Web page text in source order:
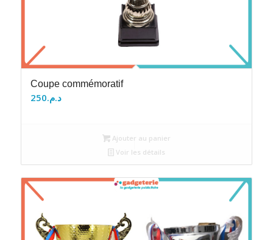
Coupe commémoratif
د.م.250
Ajouter au panier
Voir les détails